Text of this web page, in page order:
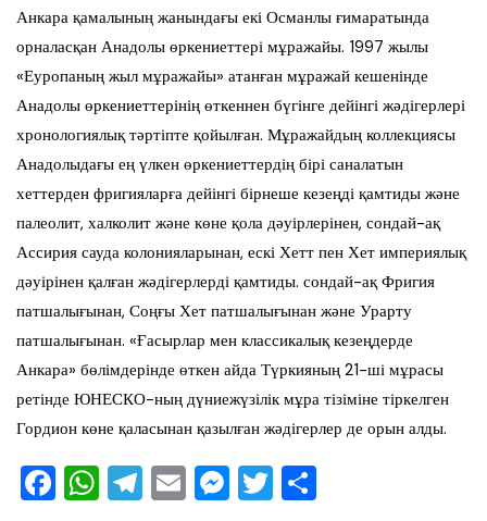
Анкара қамалының жанындағы екі Османлы ғимаратында
орналасқан Анадолы өркениеттері мұражайы. 1997 жылы
«Еуропаның жыл мұражайы» атанған мұражай кешенінде
Анадолы өркениеттерінің өткеннен бүгінге дейінгі жәдігерлері
хронологиялық тәртіпте қойылған. Мұражайдың коллекциясы
Анадолыдағы ең үлкен өркениеттердің бірі саналатын
хеттерден фригияларға дейінгі бірнеше кезеңді қамтиды және
палеолит, халколит және көне қола дәуірлерінен, сондай-ақ
Ассирия сауда колонияларынан, ескі Хетт пен Хет империялық
дәуірінен қалған жәдігерлерді қамтиды. сондай-ақ Фригия
патшалығынан, Соңғы Хет патшалығынан және Урарту
патшалығынан. «Ғасырлар мен классикалық кезеңдерде
Анкара» бөлімдерінде өткен айда Түркияның 21-ші мұрасы
ретінде ЮНЕСКО-ның дүниежүзілік мұра тізіміне тіркелген
Гордион көне қаласынан қазылған жәдігерлер де орын алды.
F W T E M T